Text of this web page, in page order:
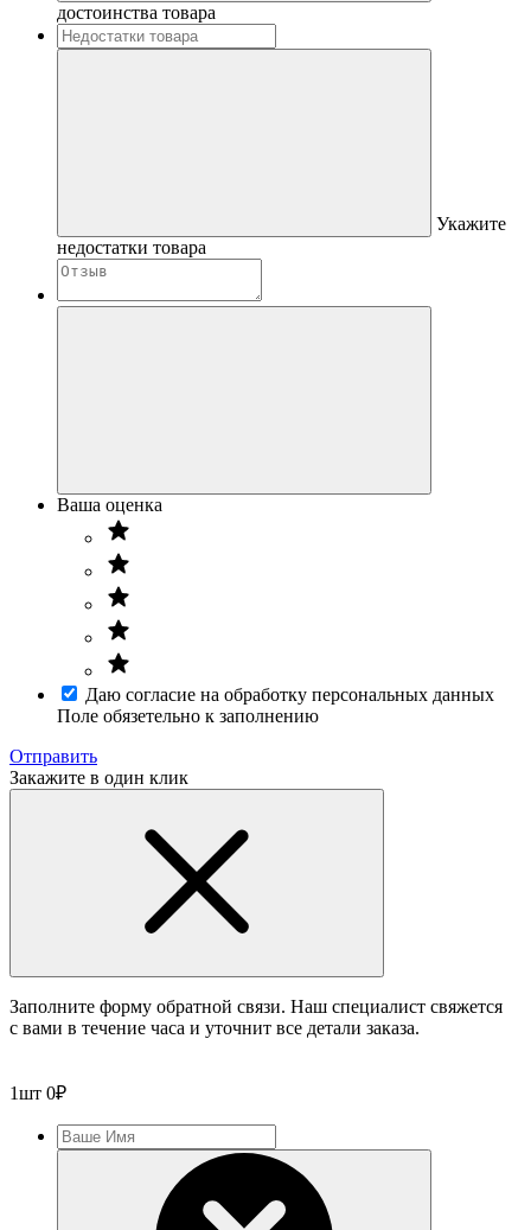
достоинства товара
Укажите
недостатки товара
Ваша оценка
Даю согласие на обработку персональных данных
Поле обязетельно к заполнению
Отправить
Закажите в один клик
Заполните форму обратной связи. Наш специалист свяжется
с вами в течение часа и уточнит все детали заказа.
1шт 0₽